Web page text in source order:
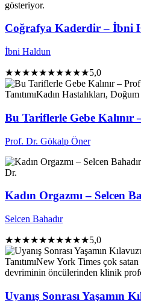
gösteriyor.
Coğrafya Kaderdir – İbni
İbni Haldun
★★★★★★★★★★5,0
TanıtımıKadın Hastalıkları,
Bu Tariflerle Gebe
Prof. Dr. Gökalp Öner
Dr.
Kadın Orgazmı – Selcen
Selcen Bahadır
★★★★★★★★★★5,0
TanıtımıNew York Times çok satan
devriminin öncülerinden klinik
Uyanış Sonrası Yaşamın